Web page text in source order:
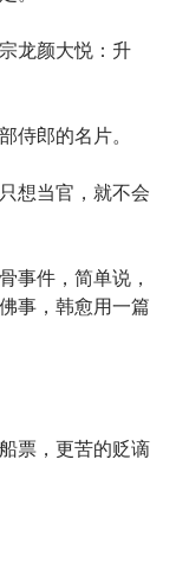
龙颜大悦：升
侍郎的名片。
想当官，就不会
事件，简单说，
事，韩愈用一篇
票，更苦的贬谪